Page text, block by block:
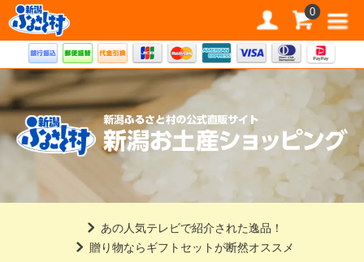
道の駅 新潟ふるさと村公式直販サイト 0
あの人気テレビで紹介された逸品！
贈り物ならギフトセットが断然オススメ